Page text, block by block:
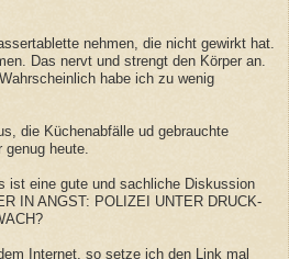
nehmen, die nicht gewirkt hat.
Das nervt und strengt den Körper an.
habe ich zu wenig
die Küchenabfälle ud gebrauchte
heute.
ist eine gute und sachliche Diskussion
IN ANGST: POLIZEI UNTER DRUCK-
Internet, so setze ich den Link mal